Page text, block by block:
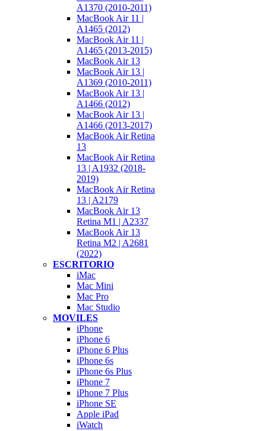
A1370 (2010-2011)
MacBook Air 11 |
A1465 (2012)
MacBook Air 11 |
A1465 (2013-2015)
MacBook Air 13
MacBook Air 13 |
A1369 (2010-2011)
MacBook Air 13 |
A1466 (2012)
MacBook Air 13 |
A1466 (2013-2017)
MacBook Air Retina
13
MacBook Air Retina
13 | A1932 (2018-
2019)
MacBook Air Retina
13 | A2179
MacBook Air 13
Retina M1 | A2337
MacBook Air 13
Retina M2 | A2681
(2022)
ESCRITORIO
iMac
Mac Mini
Mac Pro
Mac Studio
MOVILES
iPhone
iPhone 6
iPhone 6 Plus
iPhone 6s
iPhone 6s Plus
iPhone 7
iPhone 7 Plus
iPhone SE
Apple iPad
iWatch